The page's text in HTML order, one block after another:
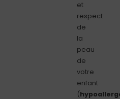
et
respect
de
la
peau
de
votre
enfant
(